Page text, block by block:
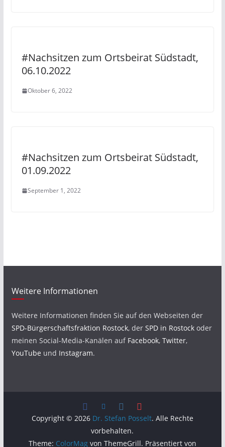
#Nachsitzen zum Ortsbeirat Südstadt,
06.10.2022
Oktober 6, 2022
#Nachsitzen zum Ortsbeirat Südstadt,
01.09.2022
September 1, 2022
Weitere Informationen
Weitere Informationen finden Sie auf den Webseiten der
SPD-Bürgerschaftsfraktion Rostock, der SPD in Rostockoder
meinen Social-Media-Kanälen auf Facebook, Twitter,
YouTube und Instagram.
Copyright © 2026 Dr. Stefan Posselt. Alle Rechte
vorbehalten.
Theme: ColorMagvon ThemeGrill. Präsentiert von